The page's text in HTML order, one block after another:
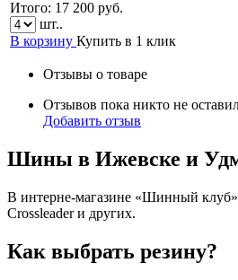
Итого: 17 200 руб.
шт..
В корзину Купить в 1 клик
Отзывы о товаре
Отзывов пока никто не
Добавить отзыв
Шины в Ижевске и
В интерне-магазине «Шинный
Crossleader и других.
Как выбрать резину?